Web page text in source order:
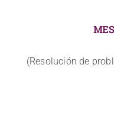
(Resolución de